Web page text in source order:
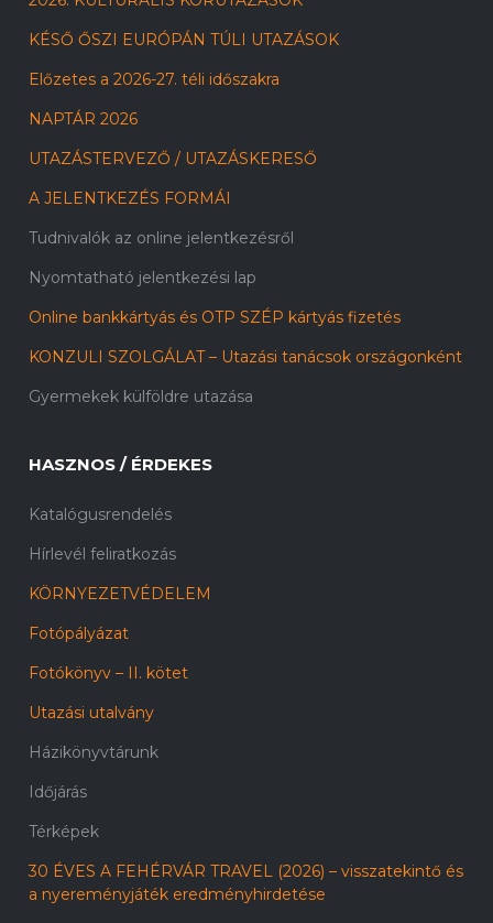
KÉSŐ ŐSZI EURÓPÁN TÚLI UTAZÁSOK
Előzetes a 2026-27. téli időszakra
NAPTÁR 2026
UTAZÁSTERVEZŐ / UTAZÁSKERESŐ
A JELENTKEZÉS FORMÁI
Tudnivalók az online jelentkezésről
Nyomtatható jelentkezési lap
Online bankkártyás és OTP SZÉP kártyás fizetés
KONZULI SZOLGÁLAT – Utazási tanácsok országonként
Gyermekek külföldre utazása
HASZNOS / ÉRDEKES
Katalógusrendelés
Hírlevél feliratkozás
KÖRNYEZETVÉDELEM
Fotópályázat
Fotókönyv – II. kötet
Utazási utalvány
Házikönyvtárunk
Időjárás
Térképek
30 ÉVES A FEHÉRVÁR TRAVEL (2026) – visszatekintő és
a nyereményjáték eredményhirdetése